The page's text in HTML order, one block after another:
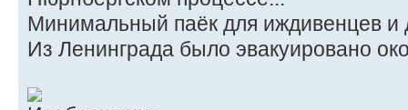
Минимальный паёк для иждивенцев и
Из Ленинграда было эвакуировано